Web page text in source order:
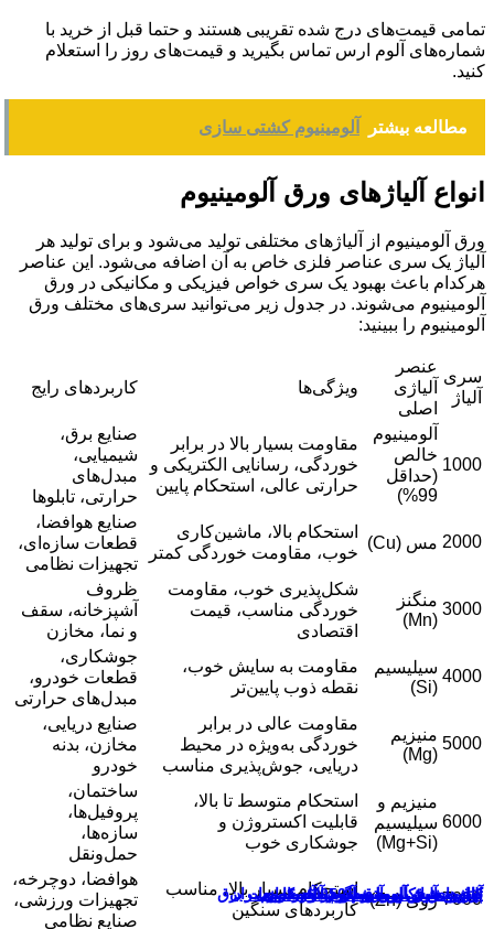
قیمت‌های درج شده تقریبی هستند و حتما قبل از خرید با
آلوم ارس تماس بگیرید و قیمت‌های روز را استعلام
مطالعه بیشتر آلومینیوم کشتی سازی
آلیاژ‌های ورق آلومینیوم
آلومینیوم از آلیاژ‌های مختلفی تولید می‌شود و برای تولید هر
یک سری عناصر فلزی خاص به آن اضافه می‌شود. این عناصر
باعث بهبود یک سری خواص فیزیکی و مکانیکی در ورق
می‌شوند. در جدول زیر می‌توانید سری‌های مختلف ورق
را ببینید:
عنصر
آلیاژی
اصلی
ویژگی‌ها کاربردهای رایج
آلومینیوم
خالص
(حداقل
مقاومت بسیار بالا در برابر
خوردگی، رسانایی الکتریکی و
حرارتی عالی، استحکام پایین
صنایع برق،
شیمیایی،
مبدل‌های
حرارتی، تابلوها
مس (Cu)
استحکام بالا، ماشین‌کاری
خوب، مقاومت خوردگی کمتر
صنایع هوافضا،
قطعات سازه‌ای،
تجهیزات نظامی
منگنز
(Mn)
شکل‌پذیری خوب، مقاومت
خوردگی مناسب، قیمت
اقتصادی
ظروف
آشپزخانه، سقف
و نما، مخازن
سیلیسیم
(Si)
مقاومت به سایش خوب،
نقطه ذوب پایین‌تر
جوشکاری،
قطعات خودرو،
مبدل‌های حرارتی
منیزیم
(Mg)
مقاومت عالی در برابر
خوردگی به‌ویژه در محیط
دریایی، جوش‌پذیری مناسب
صنایع دریایی،
مخازن، بدنه
خودرو
منیزیم و
سیلیسیم
استحکام متوسط تا بالا،
قابلیت اکستروژن و
جوشکاری خوب
ساختمان،
پروفیل‌ها،
سازه‌ها،
حمل‌ونقل
روی (Zn)
استحکام بسیار بالا، مناسب
کاربردهای سنگین
هوافضا، دوچرخه،
تجهیزات ورزشی،
صنایع نظامی
آلیاژ آلومینیوم ویژه خمکاری
ورق آلومینیوم 1050 در صنعت برق
ترین ورق آلومینیوم بازار ایران
شش پر آلومینیوم ۶۰۶۱
پرکاربرد شش پر آلومینیوم
شش پر با میلگرد آلومینیومی